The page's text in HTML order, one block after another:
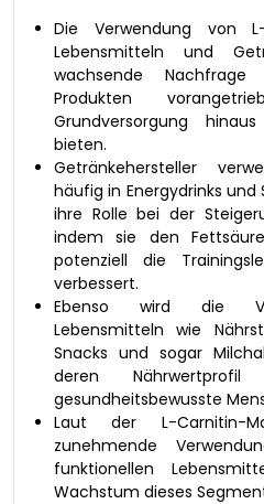
Die Verwendung von
Lebensmitteln und
wachsende
Produkten
Grundversorgung
bieten.
Getränkehersteller
häufig in Energydrinks
ihre Rolle bei der
indem sie den
potenziell die
verbessert.
Ebenso wird die
Lebensmitteln wie
Snacks und sogar
deren
gesundheitsbewusste
Laut der L-Carnitin-
zunehmende
funktionellen
Wachstum dieses